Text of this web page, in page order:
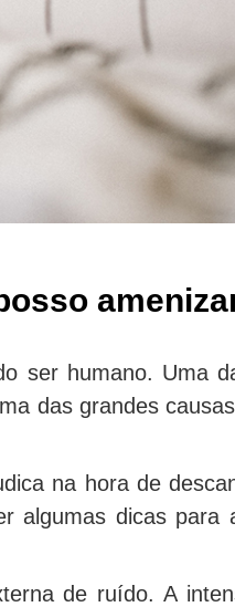
ser humano. Uma
das grandes
na hora de
algumas dicas para
de ruído. A